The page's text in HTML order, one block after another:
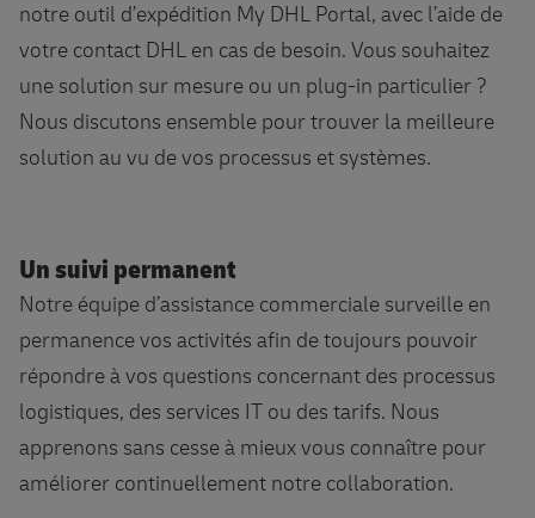
notre outil d’expédition My DHL Portal, avec l’aide de
votre contact DHL en cas de besoin. Vous souhaitez
une solution sur mesure ou un plug-in particulier ?
Nous discutons ensemble pour trouver la meilleure
solution au vu de vos processus et systèmes.
Un suivi permanent
Notre équipe d’assistance commerciale surveille en
permanence vos activités afin de toujours pouvoir
répondre à vos questions concernant des processus
logistiques, des services IT ou des tarifs. Nous
apprenons sans cesse à mieux vous connaître pour
améliorer continuellement notre collaboration.